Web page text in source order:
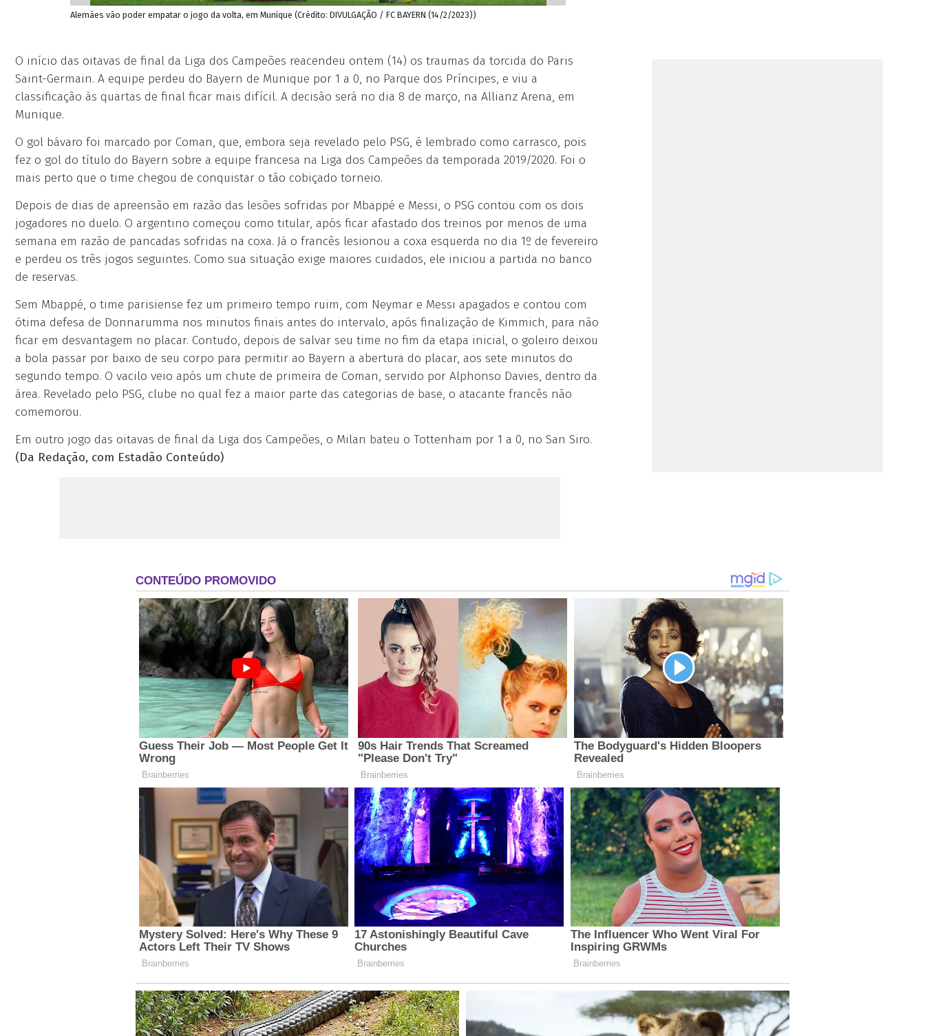
Alemães vão poder empatar o jogo da volta, em Munique (Crédito: DIVULGAÇÃO / FC BAYERN (14/2/2023))
O início das oitavas de final da Liga dos Campeões reacendeu ontem (14) os traumas da torcida do Paris
Saint-Germain. A equipe perdeu do Bayern de Munique por 1 a 0, no Parque dos Príncipes, e viu a
classificação às quartas de final ficar mais difícil. A decisão será no dia 8 de março, na Allianz Arena, em
Munique.
O gol bávaro foi marcado por Coman, que, embora seja revelado pelo PSG, é lembrado como carrasco, pois
fez o gol do título do Bayern sobre a equipe francesa na Liga dos Campeões da temporada 2019/2020. Foi o
mais perto que o time chegou de conquistar o tão cobiçado torneio.
Depois de dias de apreensão em razão das lesões sofridas por Mbappé e Messi, o PSG contou com os dois
jogadores no duelo. O argentino começou como titular, após ficar afastado dos treinos por menos de uma
semana em razão de pancadas sofridas na coxa. Já o francês lesionou a coxa esquerda no dia 1º de fevereiro
e perdeu os três jogos seguintes. Como sua situação exige maiores cuidados, ele iniciou a partida no banco
de reservas.
Sem Mbappé, o time parisiense fez um primeiro tempo ruim, com Neymar e Messi apagados e contou com
ótima defesa de Donnarumma nos minutos finais antes do intervalo, após finalização de Kimmich, para não
ficar em desvantagem no placar. Contudo, depois de salvar seu time no fim da etapa inicial, o goleiro deixou
a bola passar por baixo de seu corpo para permitir ao Bayern a abertura do placar, aos sete minutos do
segundo tempo. O vacilo veio após um chute de primeira de Coman, servido por Alphonso Davies, dentro da
área. Revelado pelo PSG, clube no qual fez a maior parte das categorias de base, o atacante francês não
comemorou.
Em outro jogo das oitavas de final da Liga dos Campeões, o Milan bateu o Tottenham por 1 a 0, no San Siro.
(Da Redação, com Estadão Conteúdo)